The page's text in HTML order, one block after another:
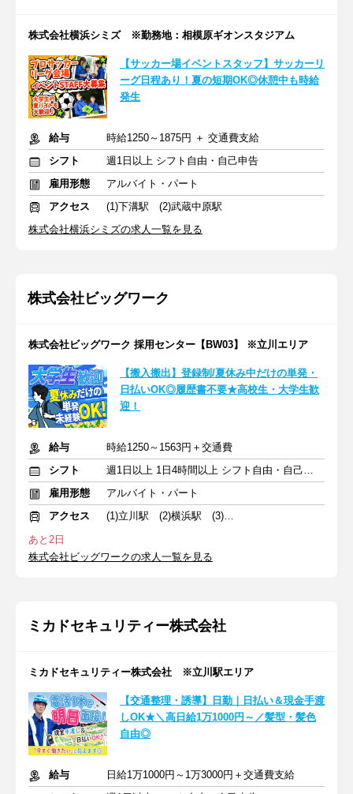
株式会社横浜シミズ ※勤務地：相模原ギオンスタジアム
【サッカー場イベントスタッフ】サッカーリ
ーグ日程あり！夏の短期OK◎休憩中も時給
発生
給与
時給1250～1875円 ＋ 交通費支給
シフト
週1日以上 シフト自由・自己申告
雇用形態
アルバイト・パート
アクセス
(1)下溝駅 (2)武蔵中原駅
株式会社横浜シミズの求人一覧を見る
株式会社ビッグワーク
株式会社ビッグワーク 採用センター【BW03】 ※立川エリア
【搬入搬出】登録制/夏休み中だけの単発・
日払いOK◎履歴書不要★高校生・大学生歓
迎！
給与
時給1250～1563円＋交通費
シフト
週1日以上 1日4時間以上 シフト自由・自己申告
雇用形態
アルバイト・パート
アクセス
(1)立川駅 (2)横浜駅 (3)池袋駅
あと2日
株式会社ビッグワークの求人一覧を見る
ミカドセキュリティー株式会社
ミカドセキュリティー株式会社 ※立川駅エリア
【交通整理・誘導】日勤｜日払い＆現金手渡
しOK★＼高日給1万1000円～／髪型・髪色
自由◎
給与
日給1万1000円～1万3000円＋交通費支給